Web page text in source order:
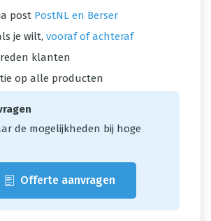
post PostNL en Berser
je wilt, vooraf of achteraf
klanten
op alle producten
de mogelijkheden bij hoge
Offerte aanvragen